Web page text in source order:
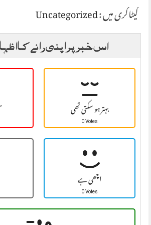
کیٹاگری میں :Uncategorized
اس خبر پر اپنی رائے کا
بہتر ہو سکتی تھی
0 Votes
اچھی ہے
0 Votes